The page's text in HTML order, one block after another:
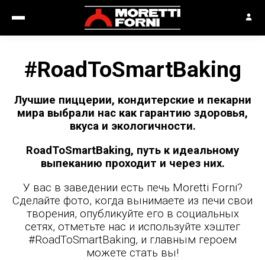
#RoadToSmartBaking
Лучшие пиццерии, кондитерские и пекарни
мира выбрали нас как гарантию здоровья,
вкуса и экологичности.
RoadToSmartBaking, путь к идеальному
выпеканию проходит и через них.
У вас в заведении есть печь Moretti Forni?
Сделайте фото, когда вынимаете из печи свои
творения, опубликуйте его в социальных
сетях, отметьте нас и используйте хэштег
#RoadToSmartBaking, и главным героем
можете стать вы!